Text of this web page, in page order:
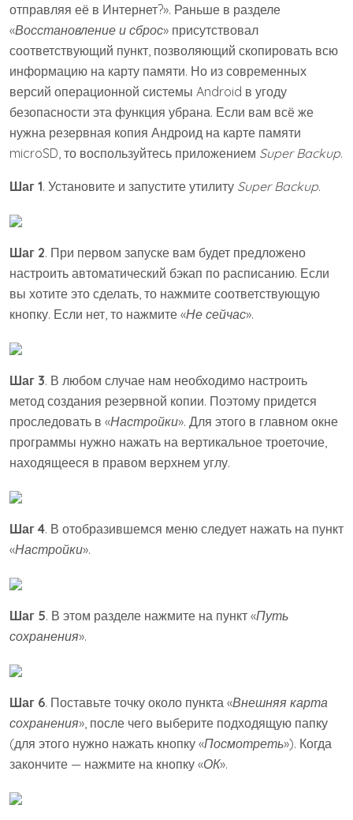
отправляя её в Интернет?». Раньше в разделе
«Восстановление и сброс» присутствовал
соответствующий пункт, позволяющий скопировать всю
информацию на карту памяти. Но из современных
версий операционной системы Android в угоду
безопасности эта функция убрана. Если вам всё же
нужна резервная копия Андроид на карте памяти
microSD, то воспользуйтесь приложением Super Backup.
Шаг 1. Установите и запустите утилиту Super Backup.
Шаг 2. При первом запуске вам будет предложено
настроить автоматический бэкап по расписанию. Если
вы хотите это сделать, то нажмите соответствующую
кнопку. Если нет, то нажмите «Не сейчас».
Шаг 3. В любом случае нам необходимо настроить
метод создания резервной копии. Поэтому придется
проследовать в «Настройки». Для этого в главном окне
программы нужно нажать на вертикальное троеточие,
находящееся в правом верхнем углу.
Шаг 4. В отобразившемся меню следует нажать на пункт
«Настройки».
Шаг 5. В этом разделе нажмите на пункт «Путь
сохранения».
Шаг 6. Поставьте точку около пункта «Внешняя карта
сохранения», после чего выберите подходящую папку
(для этого нужно нажать кнопку «Посмотреть»). Когда
закончите — нажмите на кнопку «ОК».